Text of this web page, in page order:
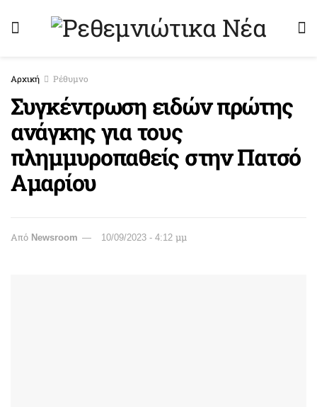
Αρχική Ρέθυμνο
Συγκέντρωση ειδών πρώτης
ανάγκης για τους
πλημμυροπαθείς στην Πατσό
Αμαρίου
Από Newsroom 10/09/2023 - 4:12 μμ